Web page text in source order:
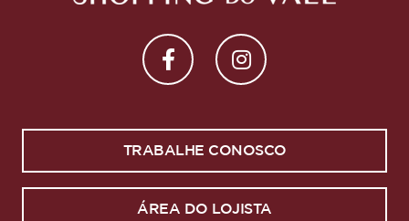
TRABALHE CONOSCO
ÁREA DO LOJISTA